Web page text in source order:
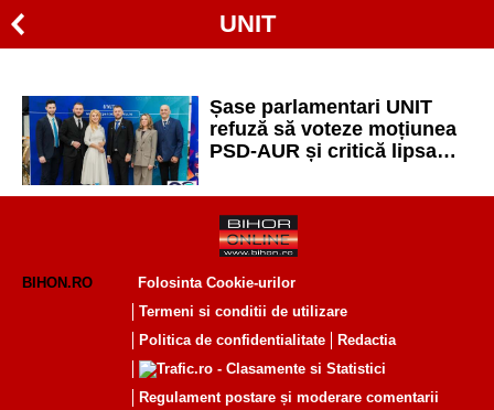
UNIT
Șase parlamentari UNIT
refuză să voteze moțiunea
PSD-AUR și critică lipsa
BIHON.RO
Folosinta Cookie-urilor
Termeni si conditii de utilizare
Politica de confidentialitate
Redactia
Regulament postare și moderare comentarii